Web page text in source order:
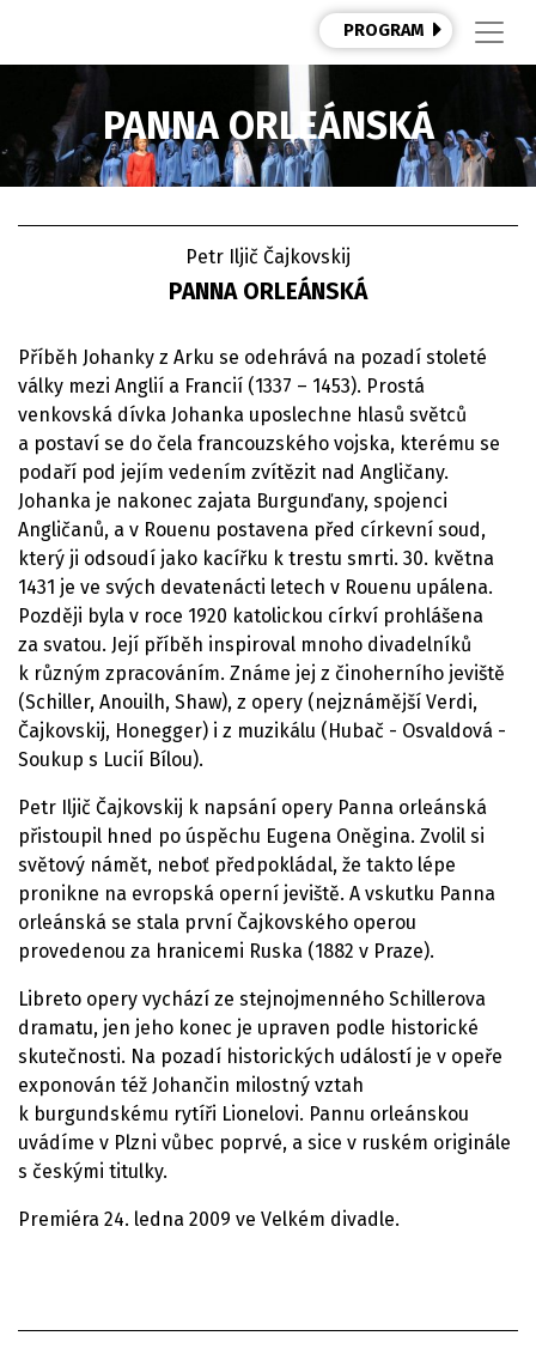
PROGRAM
PANNA ORLEÁNSKÁ
Petr Iljič Čajkovskij
PANNA ORLEÁNSKÁ
Příběh Johanky z Arku se odehrává na pozadí stoleté
války mezi Anglií a Francií (1337 – 1453). Prostá
venkovská dívka Johanka uposlechne hlasů světců
a postaví se do čela francouzského vojska, kterému se
podaří pod jejím vedením zvítězit nad Angličany.
Johanka je nakonec zajata Burgunďany, spojenci
Angličanů, a v Rouenu postavena před církevní soud,
který ji odsoudí jako kacířku k trestu smrti. 30. května
1431 je ve svých devatenácti letech v Rouenu upálena.
Později byla v roce 1920 katolickou církví prohlášena
za svatou. Její příběh inspiroval mnoho divadelníků
k různým zpracováním. Známe jej z činoherního jeviště
(Schiller, Anouilh, Shaw), z opery (nejznámější Verdi,
Čajkovskij, Honegger) i z muzikálu (Hubač - Osvaldová -
Soukup s Lucií Bílou).
Petr Iljič Čajkovskij k napsání opery Panna orleánská
přistoupil hned po úspěchu Eugena Oněgina. Zvolil si
světový námět, neboť předpokládal, že takto lépe
pronikne na evropská operní jeviště. A vskutku Panna
orleánská se stala první Čajkovského operou
provedenou za hranicemi Ruska (1882 v Praze).
Libreto opery vychází ze stejnojmenného Schillerova
dramatu, jen jeho konec je upraven podle historické
skutečnosti. Na pozadí historických událostí je v opeře
exponován též Johančin milostný vztah
k burgundskému rytíři Lionelovi. Pannu orleánskou
uvádíme v Plzni vůbec poprvé, a sice v ruském originále
s českými titulky.
Premiéra 24. ledna 2009 ve Velkém divadle.